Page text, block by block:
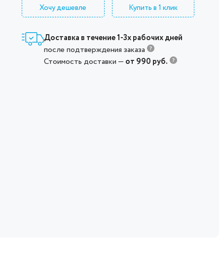
Хочу дешевле Купить в 1 клик
Доставка в течение 1-3х рабочих дней
после подтверждения заказа
Стоимость доставки — от 990 руб.